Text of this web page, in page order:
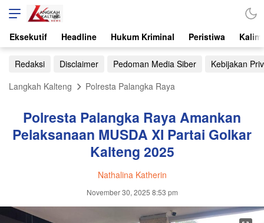
Eksekutif Headline Hukum Kriminal Peristiwa
Redaksi Disclaimer Pedoman Media Siber
Kebijakan
Langkah Kalteng
Polresta Palangka Raya
Polresta Palangka Raya Amankan
Pelaksanaan MUSDA XI Partai Golkar
Kalteng 2025
Nathalina Katherin
November 30, 2025 8:53 pm